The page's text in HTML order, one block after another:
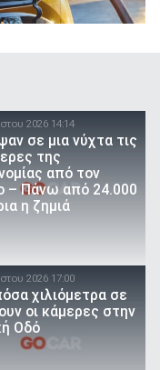
2026 14:14
σε μια νύχτα τις
της
από τον
– Πάνω από 24.000
η ζημιά
2026 17:00
χιλιόμετρα σε
οι κάμερες στην
Οδό